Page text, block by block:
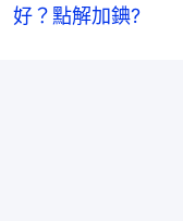
好？點解加錪?